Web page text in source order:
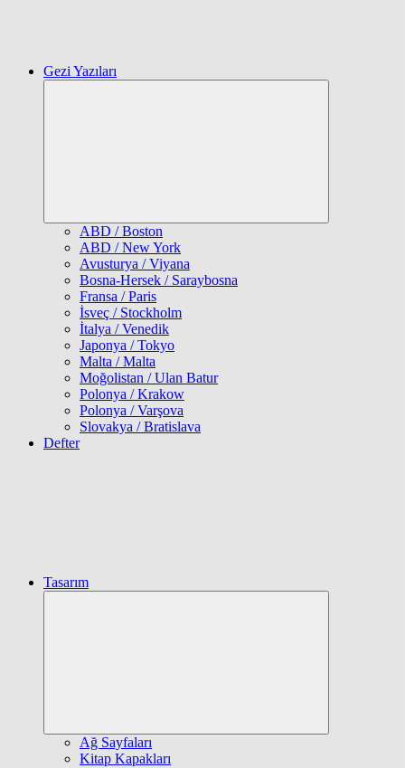
Gezi Yazıları
ABD / Boston
ABD / New York
Avusturya / Viyana
Bosna-Hersek / Saraybosna
Fransa / Paris
İsveç / Stockholm
İtalya / Venedik
Japonya / Tokyo
Malta / Malta
Moğolistan / Ulan Batur
Polonya / Krakow
Polonya / Varşova
Slovakya / Bratislava
Defter
Tasarım
Ağ Sayfaları
Kitap Kapakları